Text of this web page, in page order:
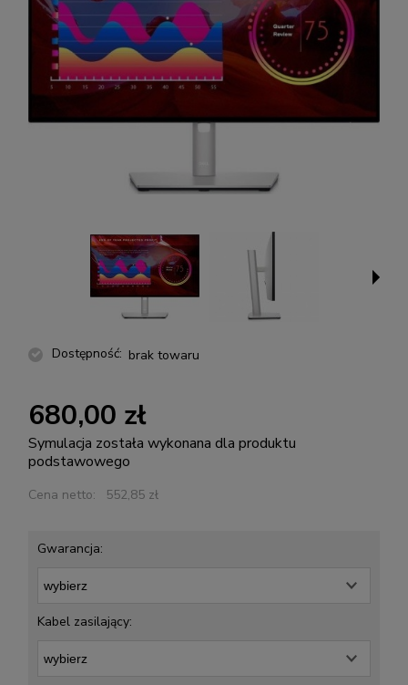
Dostępność: brak towaru
680,00 zł
Symulacja została wykonana dla produktu
podstawowego
Cena netto: 552,85 zł
Gwarancja:
Kabel zasilający: